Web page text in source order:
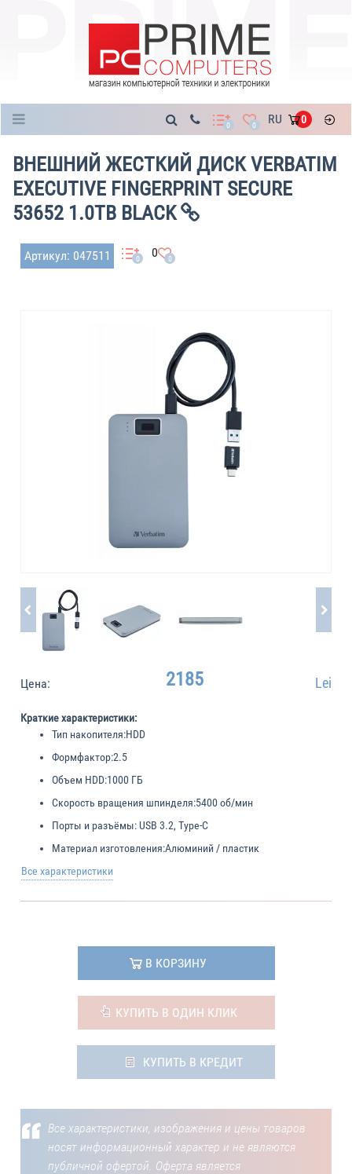
0 0 RU 0
ВНЕШНИЙ ЖЕСТКИЙ ДИСК VERBATIM
EXECUTIVE FINGERPRINT SECURE
53652 1.0TB BLACK
Артикул: 047511 0 0 0
Цена: 2185 Lei
Краткие характеристики:
Тип накопителя:HDD
Формфактор:2.5
Объем HDD:1000 ГБ
Скорость вращения шпинделя:5400 об/мин
Порты и разъёмы: USB 3.2, Type-C
Материал изготовления:Алюминий / пластик
Все характеристики
В КОРЗИНУ
КУПИТЬ В ОДИН КЛИК
КУПИТЬ В КРЕДИТ
Все характеристики, изображения и цены товаров
носят информационный характер и не являются
публичной офертой. Оферта является